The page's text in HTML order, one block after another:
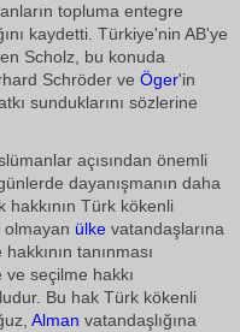
topluma entegre
kaydetti. Türkiye'nin AB'ye
Scholz, bu konuda
Schröder ve Öger'in
sunduklarını sözlerine
açısından önemli
dayanışmanın daha
hakkının Türk kökenli
olmayan ülke vatandaşlarına
tanınması
seçilme hakkı
Bu hak Türk kökenli
Alman vatandaşlığına